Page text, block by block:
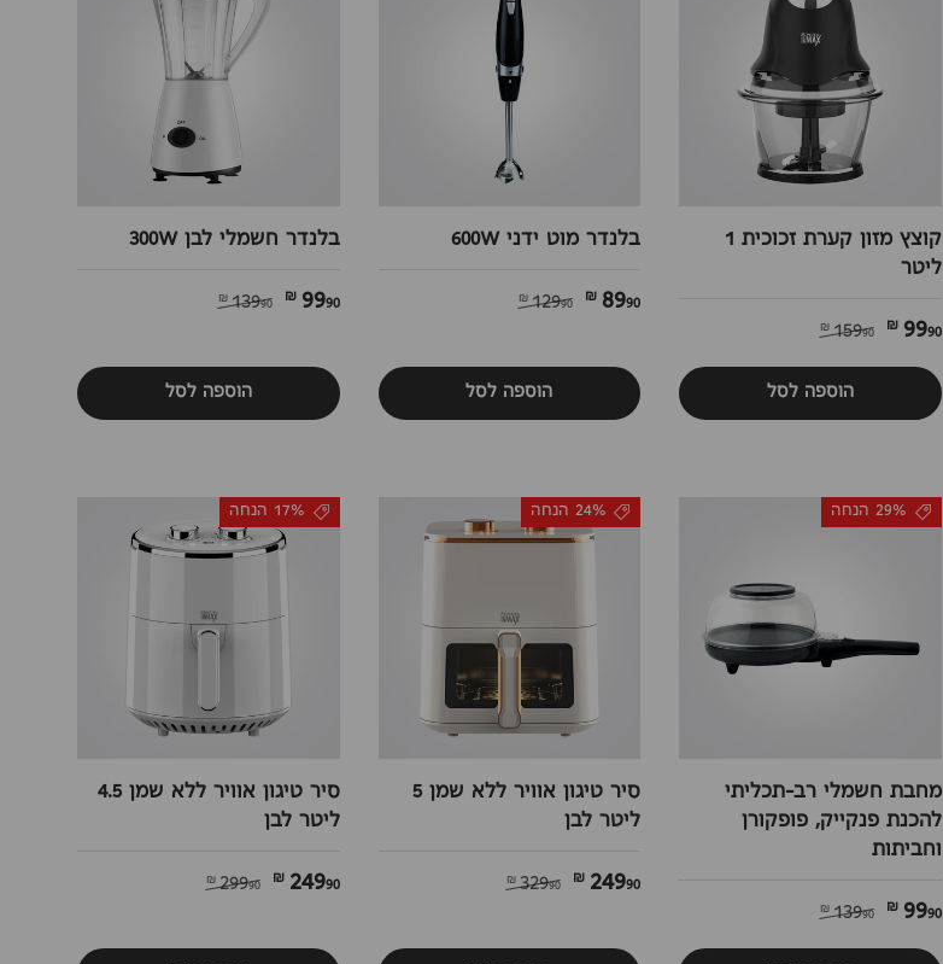
קוצץ מזון קערת זכוכית 1
ליטר
9990 ₪
15990 ₪
הוספה לסל
בלנדר מוט ידני 600W
8990 ₪
12990 ₪
הוספה לסל
בלנדר חשמלי לבן 300W
9990 ₪
13990 ₪
הוספה לסל
29% הנחה
מחבת חשמלי רב-תכליתי
להכנת פנקייק, פופקורן
וחביתות
9990 ₪
13990 ₪
24% הנחה
סיר טיגון אוויר ‏ללא שמן 5
ליטר לבן
24990 ₪
32990 ₪
17% הנחה
סיר טיגון אוויר ‏ללא שמן 4.5
ליטר לבן
24990 ₪
29990 ₪